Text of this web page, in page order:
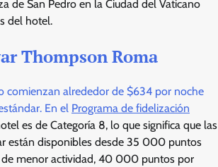
de San Pedro en la Ciudad del Vaticano
del hotel.
Thompson Roma
comienzan alrededor de $634 por noche
En el Programa de fidelización
es de Categoría 8, lo que significa que las
están disponibles desde 35 000 puntos
de menor actividad, 40 000 puntos por